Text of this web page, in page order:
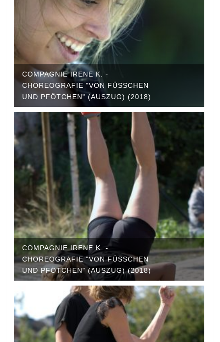
COMPAGNIE IRENE K. -
CHOREOGRAFIE "VON FÜSSCHEN U
ND PFÖTCHEN" (AUSZUG) (2018)
COMPAGNIE IRENE K. -
CHOREOGRAFIE "VON FÜSSCHEN U
ND PFÖTCHEN" (AUSZUG) (2018)